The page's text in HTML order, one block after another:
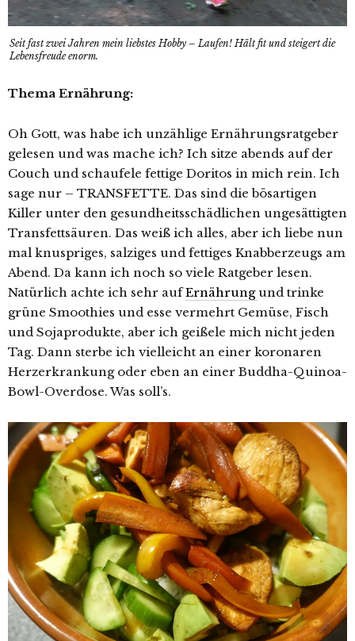
Seit fast zwei Jahren mein liebstes Hobby – Laufen! Hält fit und steigert die
Lebensfreude enorm.
Thema Ernährung:
Oh Gott, was habe ich unzählige Ernährungsratgeber
gelesen und was mache ich? Ich sitze abends auf der
Couch und schaufele fettige Doritos in mich rein. Ich
sage nur – TRANSFETTE. Das sind die bösartigen
Killer unter den gesundheitsschädlichen ungesättigten
Transfettsäuren. Das weiß ich alles, aber ich liebe nun
mal knuspriges, salziges und fettiges Knabberzeugs am
Abend. Da kann ich noch so viele Ratgeber lesen.
Natürlich achte ich sehr aufErnährungund trinke
grüne Smoothies und esse vermehrt Gemüse, Fisch
und Sojaprodukte, aber ich geißele mich nicht jeden
Tag. Dann sterbe ich vielleicht an einer koronaren
Herzerkrankung oder eben an einer Buddha-Quinoa-
Bowl-Overdose. Was soll’s.